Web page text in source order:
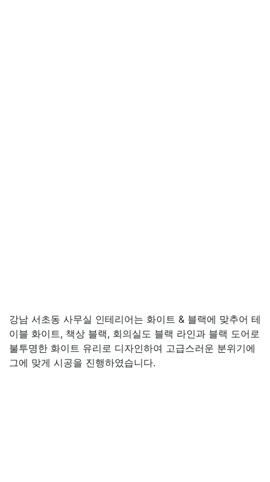
강남 서초동 사무실 인테리어는 화이트 & 블랙에 맞추어 테
이블 화이트, 책상 블랙, 회의실도 블랙 라인과 블랙 도어로
불투명한 화이트 유리로 디자인하여 고급스러운 분위기에
그에 맞게 시공을 진행하였습니다.